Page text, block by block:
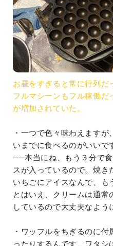
お昼をすぎると常に行列だ
フルマシーンもフル稼働だ
が増加されていた。
・一つで色々味わえます
いまでに食べるのがいいで
──本当にね、もう３分で
スが入っているので。焼き
いちごにアイスなんで、も
とはいえ、クリームは通常
しているので大丈夫なよう
・ワッフルをちぎるのに
ったりするんです、ワタシ